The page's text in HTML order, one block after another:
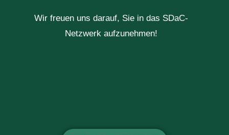
Wir freuen uns darauf, Sie in das SDaC-
Netzwerk aufzunehmen!